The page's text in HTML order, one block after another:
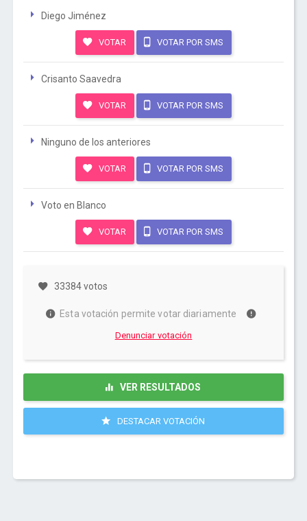
Diego Jiménez
VOTAR VOTAR POR SMS
Crisanto Saavedra
VOTAR VOTAR POR SMS
Ninguno de los anteriores
VOTAR VOTAR POR SMS
Voto en Blanco
VOTAR VOTAR POR SMS
33384 votos
Esta votación permite votar diariamente
Denunciar votación
VER RESULTADOS
DESTACAR VOTACIÓN